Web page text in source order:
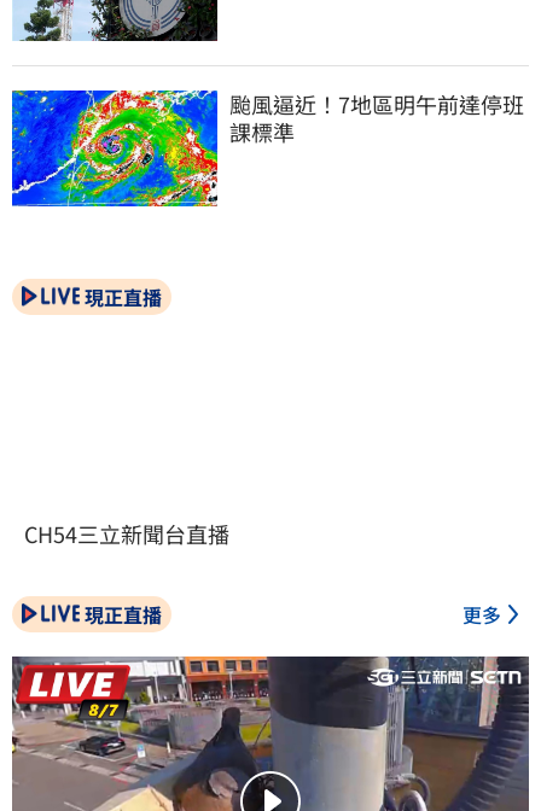
颱風逼近！7地區明午前達停班
課標準
現正直播
CH54三立新聞台直播
現正直播 更多